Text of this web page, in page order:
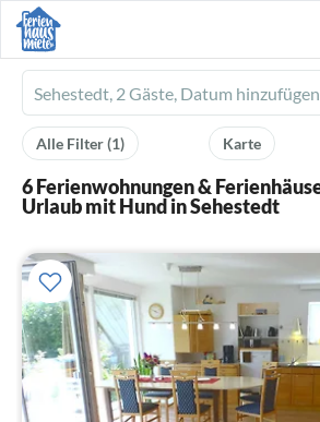
Ferienhausmiete
logo
Karte
Alle Filter(1)
6 Ferienwohnungen &
Urlaub mit Hund in Sehestedt